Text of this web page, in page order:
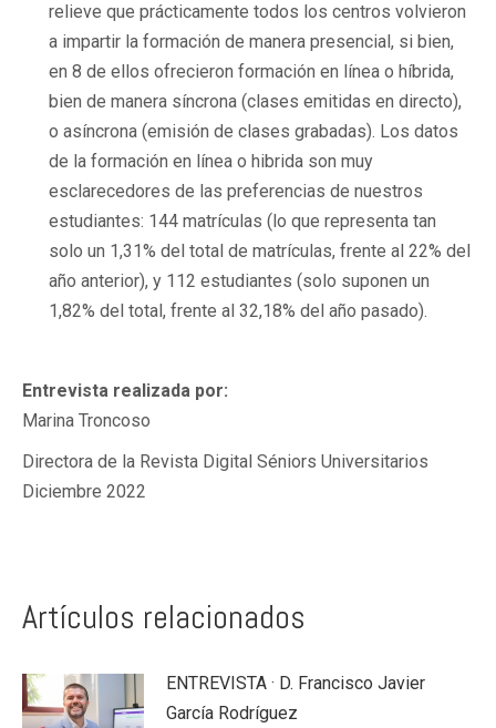
relieve que prácticamente todos los centros volvieron
a impartir la formación de manera presencial, si bien,
en 8 de ellos ofrecieron formación en línea o híbrida,
bien de manera síncrona (clases emitidas en directo),
o asíncrona (emisión de clases grabadas). Los datos
de la formación en línea o hibrida son muy
esclarecedores de las preferencias de nuestros
estudiantes: 144 matrículas (lo que representa tan
solo un 1,31% del total de matrículas, frente al 22% del
año anterior), y 112 estudiantes (solo suponen un
1,82% del total, frente al 32,18% del año pasado).
Entrevista realizada por:
Marina Troncoso
Directora de la Revista Digital Séniors Universitarios
Diciembre 2022
Artículos relacionados
ENTREVISTA · D. Francisco Javier
García Rodríguez